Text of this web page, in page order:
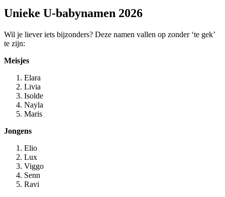
Unieke U‑babynamen 2026
Wil je liever iets bijzonders? Deze namen vallen op zonder ‘te gek’
te zijn:
Meisjes
Elara
Livia
Isolde
Nayla
Maris
Jongens
Elio
Lux
Viggo
Senn
Ravi